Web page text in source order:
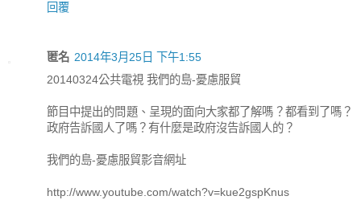
回覆
匿名 2014年3月25日 下午1:55
20140324公共電視 我們的島-憂慮服貿
節目中提出的問題、呈現的面向大家都了解嗎？都看到了嗎？
政府告訴國人了嗎？有什麼是政府沒告訴國人的？
我們的島-憂慮服貿影音網址
http://www.youtube.com/watch?v=kue2gspKnus